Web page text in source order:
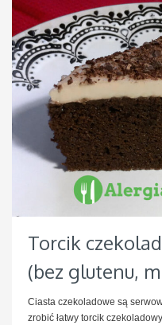
Torcik
(bez glutenu,
Ciasta czekoladowe są
zrobić łatwy torcik